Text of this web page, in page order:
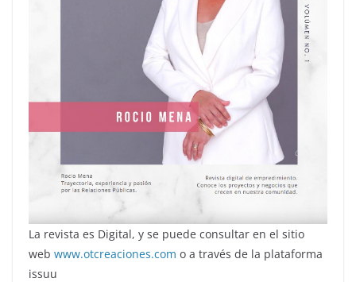
La revista es Digital, y se puede consultar en el sitio
web www.otcreaciones.com o a través de la plataforma
issuu